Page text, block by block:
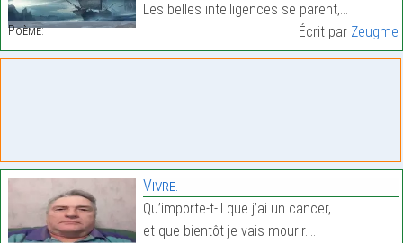
Poème:
Les belles intelligences se parent,…
Écrit par Zeugme
Vivre.
Qu’importe-t-il que j’ai un cancer,
et que bientôt je vais mourir.…